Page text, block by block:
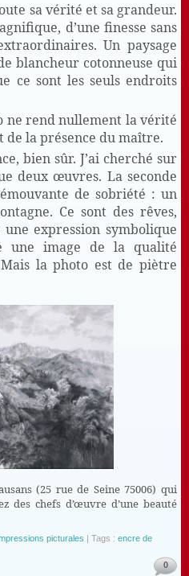
sa vérité et sa grandeur.
d’une finesse sans
Un paysage
blancheur cotonneuse qui
ce sont les seuls endroits
ne rend nullement la vérité
de la présence du maître.
bien sûr. J’ai cherché sur
deux œuvres. La seconde
de sobriété : un
Ce sont des rêves,
expression symbolique
une image de la qualité
la photo est de piètre
(25 rue de Seine 75006) qui
des chefs d’œuvre d’une beauté
picturales | Tags : encre de
0